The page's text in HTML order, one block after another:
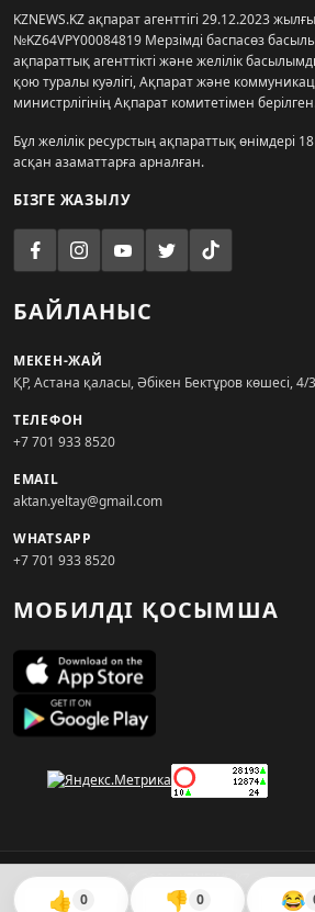
👍 0 👎 0 😂
KZNEWS.KZ ақпарат агенттігі 29.12.2023 жылғы
№KZ64VPY00084819 Мерзімді баспасөз
ақпараттық агенттікті және желілік
қою туралы куәлігі, Ақпарат және
министрлігінің Ақпарат комитетімен
Бұл желілік ресурстың ақпараттық өнімдері
асқан азаматтарға арналған.
БІЗГЕ ЖАЗЫЛУ
БАЙЛАНЫС
МЕКЕН-ЖАЙ
ҚР, Астана қаласы, Әбікен Бектұров көшесі, 4/3
ТЕЛЕФОН
+7 701 933 8520
EMAIL
aktan.yeltay@gmail.com
WHATSAPP
+7 701 933 8520
МОБИЛДІ ҚОСЫМША
© 2026. KZNEWS.KZ ақпарат
Сайтты жасаған